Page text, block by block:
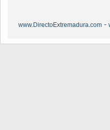
www.DirectoExtremadura.com -